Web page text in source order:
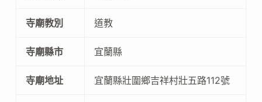
寺廟教別 道教
寺廟縣市 宜蘭縣
寺廟地址 宜蘭縣壯圍鄉吉祥村壯五路112號